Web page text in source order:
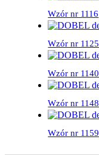
Wzór nr 1116
Wzór nr 1125
Wzór nr 1140
Wzór nr 1148
Wzór nr 1159